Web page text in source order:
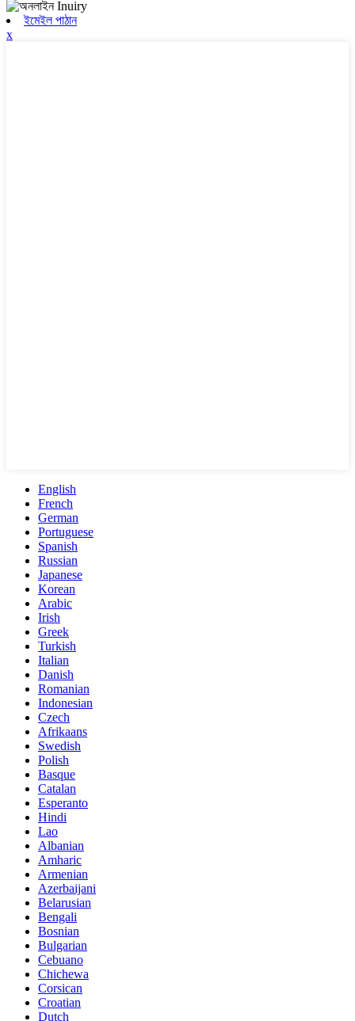
ইমেইল পাঠান
x
English
French
German
Portuguese
Spanish
Russian
Japanese
Korean
Arabic
Irish
Greek
Turkish
Italian
Danish
Romanian
Indonesian
Czech
Afrikaans
Swedish
Polish
Basque
Catalan
Esperanto
Hindi
Lao
Albanian
Amharic
Armenian
Azerbaijani
Belarusian
Bengali
Bosnian
Bulgarian
Cebuano
Chichewa
Corsican
Croatian
Dutch